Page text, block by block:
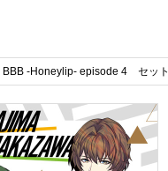
BBB -Honeylip- episode 4 セット